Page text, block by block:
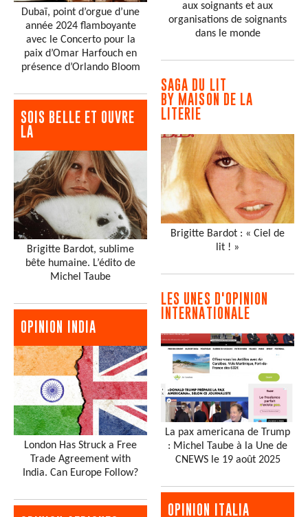
Dubaï, point d’orgue d’une
année 2024 flamboyante
avec le Concerto pour la
paix d’Omar Harfouch en
présence d’Orlando Bloom
SOIS BELLE ET OUVRE
LA
Brigitte Bardot, sublime
bête humaine. L’édito de
Michel Taube
OPINION INDIA
London Has Struck a Free
Trade Agreement with
India. Can Europe Follow?
aux soignants et aux
organisations de soignants
dans le monde
SAGA DU LIT
BY MAISON DE LA
LITERIE
Brigitte Bardot : « Ciel de
lit ! »
LES UNES D'OPINION
INTERNATIONALE
La pax americana de Trump
: Michel Taube à la Une de
CNEWS le 19 août 2025
OPINION ITALIA